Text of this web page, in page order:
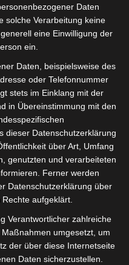
– Ein
Haben Sie die
digitale Transformation
sieht es in Ihrer
Sie den Lackmustest
selbst die folgenden
um sich selbst ein Bild zu
wichtigster Wert?…
Daten
solche Verarbeitung keine
eine Einwilligung der
ein.
Daten, beispielsweise des
oder Telefonnummer
stets im Einklang mit der
in Übereinstimmung mit den
dieser Datenschutzerklärung
über Art, Umfang
genutzten und verarbeiteten
Ferner werden
Datenschutzerklärung über
aufgeklärt.
Verantwortlicher zahlreiche
umgesetzt, um
der über diese Internetseite
Daten sicherzustellen.